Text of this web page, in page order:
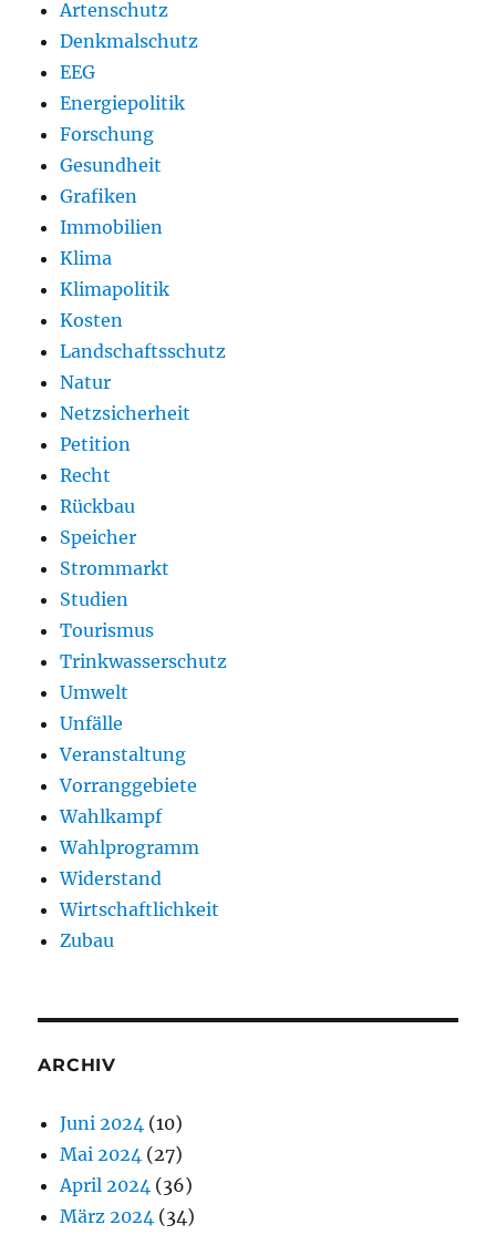
Artenschutz
Denkmalschutz
EEG
Energiepolitik
Forschung
Gesundheit
Grafiken
Immobilien
Klima
Klimapolitik
Kosten
Landschaftsschutz
Natur
Netzsicherheit
Petition
Recht
Rückbau
Speicher
Strommarkt
Studien
Tourismus
Trinkwasserschutz
Umwelt
Unfälle
Veranstaltung
Vorranggebiete
Wahlkampf
Wahlprogramm
Widerstand
Wirtschaftlichkeit
Zubau
ARCHIV
Juni 2024 (10)
Mai 2024 (27)
April 2024 (36)
März 2024 (34)